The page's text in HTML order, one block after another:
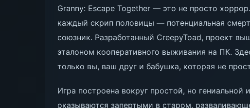
Granny: Escape Together — это не просто
каждый скрип половицы — потенциальная
союзник. Разработанный CreepyToad, проект
эталоном кооперативного выживания на ПК.
только вы, ваш друг и бабушка, которая не
Игра построена вокруг простой, но гениальной
оказываются запертыми в старом,